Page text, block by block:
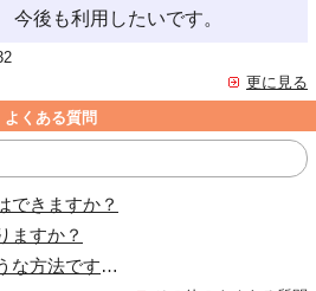
後も利用したいです。
更に見る
よくある質問
できますか？
ますか？
代金の支払いはどのような方法ですか？